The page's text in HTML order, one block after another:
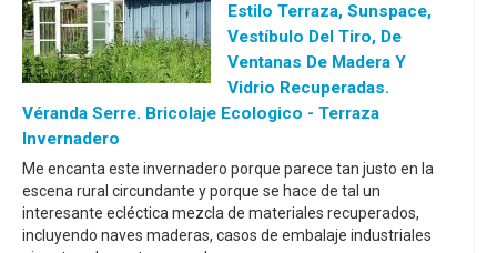
Estilo Terraza, Sunspace,
Vestíbulo Del Tiro, De
Ventanas De Madera Y
Vidrio Recuperadas.
Véranda Serre. Bricolaje Ecologico - Terraza
Invernadero
Me encanta este invernadero porque parece tan justo en la
escena rural circundante y porque se hace de tal un
interesante ecléctica mezcla de materiales recuperados,
incluyendo naves maderas, casos de embalaje industriales